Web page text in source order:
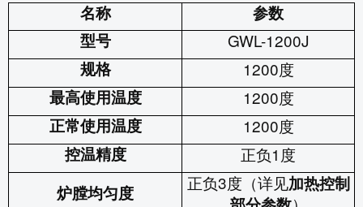
名称
参数
型号
GWL-1200J
规格
1200度
最高使用温度
1200度
正常使用温度
1200度
控温精度
正负1 度
炉膛均匀度
正负3度（详见加热控制